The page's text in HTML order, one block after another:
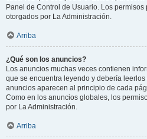
Panel de Control de Usuario. Los
otorgados por La Administración.
Arriba
¿Qué son los anuncios?
Los anuncios muchas veces contienen
que se encuentra leyendo y debería
anuncios aparecen al principio de cada
Como en los anuncios globales, los
por La Administración.
Arriba